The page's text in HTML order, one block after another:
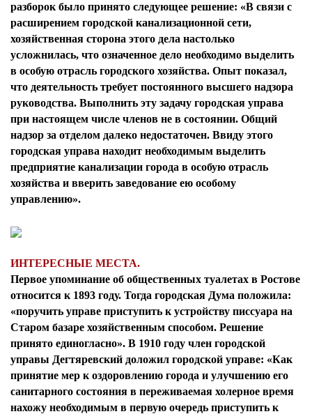
разборок было принято следующее решение: «В связи с
расширением городской канализационной сети,
хозяйственная сторона этого дела настолько
усложнилась, что означенное дело необходимо выделить
в особую отрасль городского хозяйства. Опыт показал,
что деятельность требует постоянного высшего надзора
руководства. Выполнить эту задачу городская управа
при настоящем числе членов не в состоянии. Общий
надзор за отделом далеко недостаточен. Ввиду этого
городская управа находит необходимым выделить
предприятие канализации города в особую отрасль
хозяйства и вверить заведование ею особому
управлению».
ИНТЕРЕСНЫЕ МЕСТА.
Первое упоминание об общественных туалетах в Ростове
относится к 1893 году. Тогда городская Дума положила:
«поручить управе приступить к устройству писсуара на
Старом базаре хозяйственным способом. Решение
принято единогласно». В 1910 году член городской
управы Дегтяревский доложил городской управе: «Как
принятие мер к оздоровлению города и улучшению его
санитарного состояния в переживаемая холерное время
нахожу необходимым в первую очередь приступить к